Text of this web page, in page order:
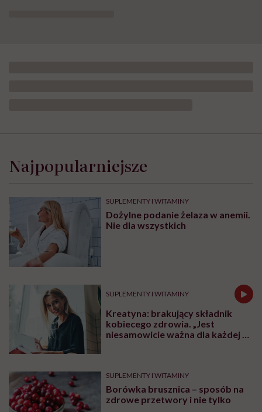
Najpopularniejsze
SUPLEMENTY I WITAMINY
Dożylne podanie żelaza w anemii.
Nie dla wszystkich
SUPLEMENTY I WITAMINY
Kreatyna: brakujący składnik
kobiecego zdrowia. „Jest
niesamowicie ważna dla każdej z
SUPLEMENTY I WITAMINY
Borówka brusznica – sposób na
zdrowe przetwory i nie tylko